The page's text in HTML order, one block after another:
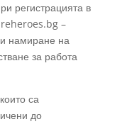
регистрацията в
–
намиране на
за работа
са
до